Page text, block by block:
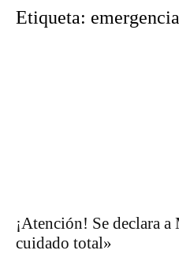
Etiqueta:
¡Atención! Se declara
cuidado total»